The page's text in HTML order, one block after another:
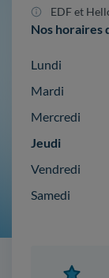
EDF et
Nos horaires
Lundi
Mardi
Mercredi
Jeudi
Vendredi
Samedi